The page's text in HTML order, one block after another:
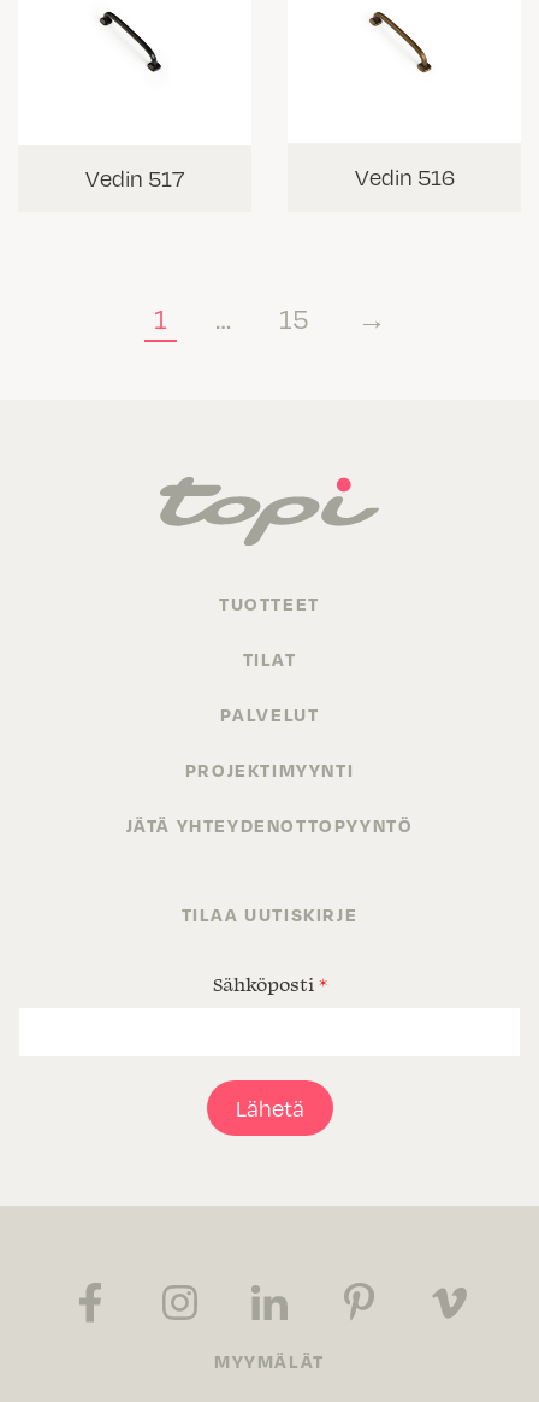
Vedin 517 Vedin 516
1 … 15 →
TUOTTEET
TILAT
PALVELUT
PROJEKTIMYYNTI
JÄTÄ YHTEYDENOTTOPYYNTÖ
TILAA UUTISKIRJE
Sähköposti *
Lähetä
MYYMÄLÄT